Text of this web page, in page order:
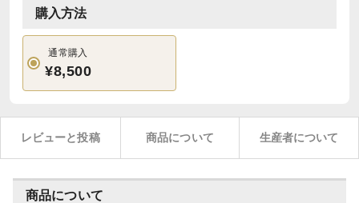
購入方法
通常購入
¥8,500
レビューと投稿 商品について 生産者について
商品について